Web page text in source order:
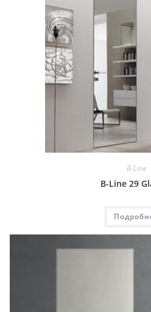
B-Line
B-Line 29